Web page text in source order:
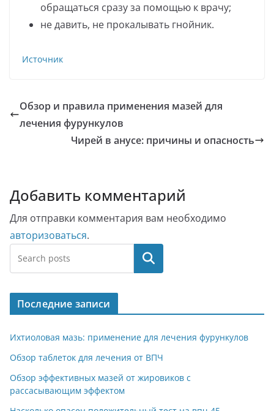
обращаться сразу за помощью к врачу;
не давить, не прокалывать гнойник.
Источник
Обзор и правила применения мазей для
лечения фурункулов
Чирей в анусе: причины и опасность
Добавить комментарий
Для отправки комментария вам необходимо
авторизоваться.
Поиск
Последние записи
Ихтиоловая мазь: применение для лечения фурункулов
Обзор таблеток для лечения от ВПЧ
Обзор эффективных мазей от жировиков с
рассасывающим эффектом